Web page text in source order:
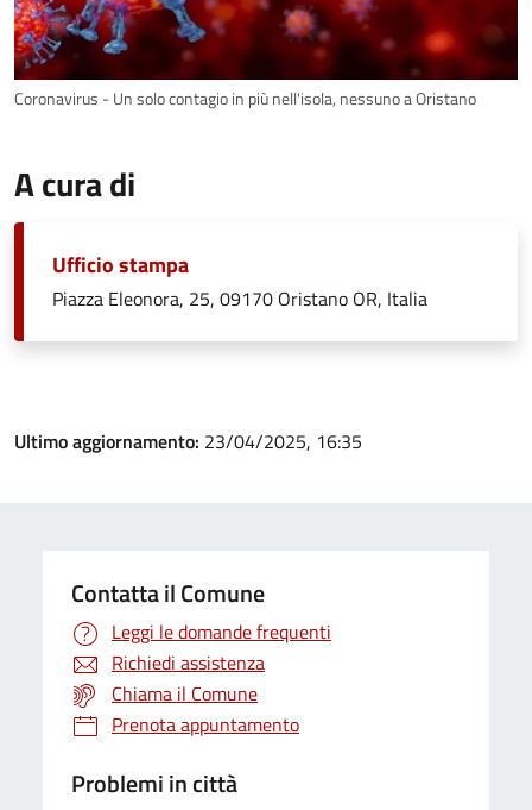
Coronavirus - Un solo contagio in più nell'isola, nessuno a Oristano
A cura di
Ufficio stampa
Piazza Eleonora, 25, 09170 Oristano OR, Italia
Ultimo aggiornamento: 23/04/2025, 16:35
Contatta il Comune
Leggi le domande frequenti
Richiedi assistenza
Chiama il Comune
Prenota appuntamento
Problemi in città